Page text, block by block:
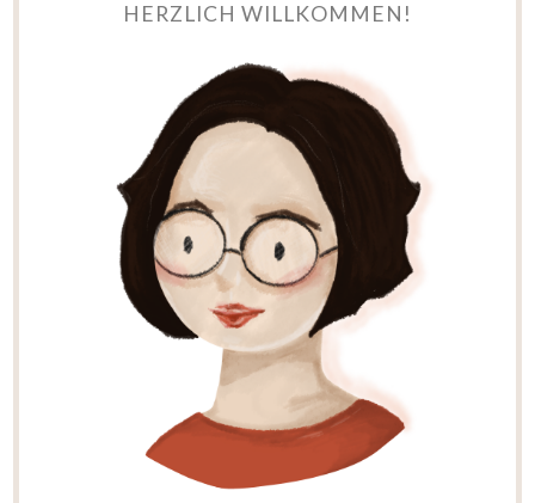
HERZLICH WILLKOMMEN!